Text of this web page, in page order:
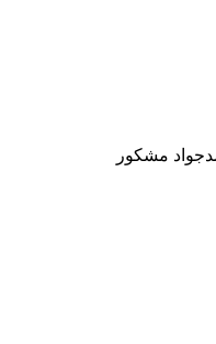
مشکور